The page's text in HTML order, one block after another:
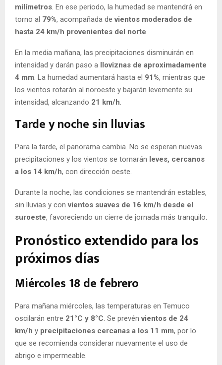
milímetros. En ese periodo, la humedad se mantendrá en
torno al 79%, acompañada devientos moderados de
hasta 24 km/h provenientes del norte.
En la media mañana, las precipitaciones disminuirán en
intensidad y darán paso a lloviznas de aproximadamente
4 mm. La humedad aumentará hasta el 91%, mientras que
los vientos rotarán al noroeste y bajarán levemente su
intensidad, alcanzando 21 km/h.
Tarde y noche sin lluvias
Para la tarde, el panorama cambia. No se esperan nuevas
precipitaciones y los vientos se tornarán leves, cercanos
a los 14 km/h, con dirección oeste.
Durante la noche, las condiciones se mantendrán estables,
sin lluvias y convientos suaves de 16 km/h desde el
suroeste, favoreciendo un cierre de jornada más tranquilo.
Pronóstico extendido para los
próximos días
Miércoles 18 de febrero
Para mañana miércoles, las temperaturas en Temuco
oscilarán entre 21°C y 8°C. Se prevénvientos de 24
km/h y precipitaciones cercanas a los 11 mm, por lo
que se recomienda considerar nuevamente el uso de
abrigo e impermeable.